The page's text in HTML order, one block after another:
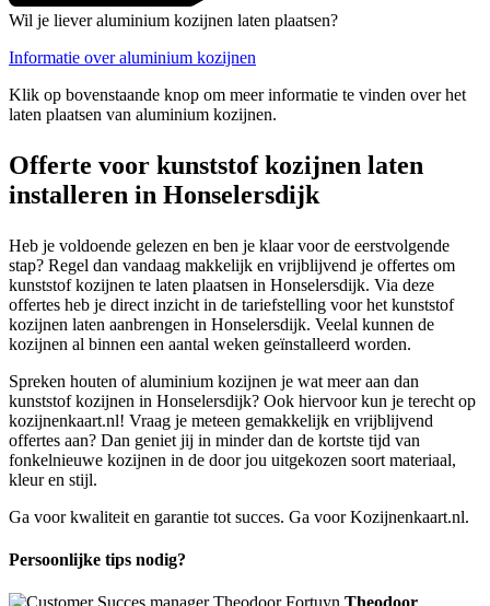
Wil je liever aluminium kozijnen laten plaatsen?
Informatie over aluminium kozijnen
Klik op bovenstaande knop om meer informatie te vinden over het
laten plaatsen van aluminium kozijnen.
Offerte voor kunststof kozijnen laten
installeren in Honselersdijk
Heb je voldoende gelezen en ben je klaar voor de eerstvolgende
stap? Regel dan vandaag makkelijk en vrijblijvend je offertes om
kunststof kozijnen te laten plaatsen in Honselersdijk. Via deze
offertes heb je direct inzicht in de tariefstelling voor het kunststof
kozijnen laten aanbrengen in Honselersdijk. Veelal kunnen de
kozijnen al binnen een aantal weken geïnstalleerd worden.
Spreken houten of aluminium kozijnen je wat meer aan dan
kunststof kozijnen in Honselersdijk? Ook hiervoor kun je terecht op
kozijnenkaart.nl! Vraag je meteen gemakkelijk en vrijblijvend
offertes aan? Dan geniet jij in minder dan de kortste tijd van
fonkelnieuwe kozijnen in de door jou uitgekozen soort materiaal,
kleur en stijl.
Ga voor kwaliteit en garantie tot succes. Ga voor Kozijnenkaart.nl.
Persoonlijke tips nodig?